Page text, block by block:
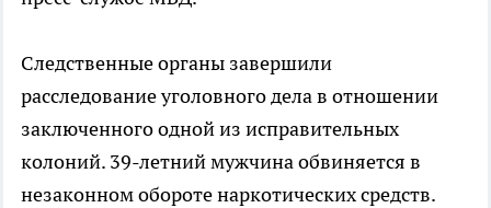
Следственные органы завершили
расследование уголовного дела в отношении
заключенного одной из исправительных
колоний. 39-летний мужчина обвиняется в
незаконном обороте наркотических средств.